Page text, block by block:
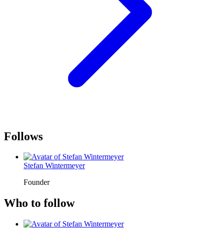
Follows
Stefan Wintermeyer
Founder
Who to follow